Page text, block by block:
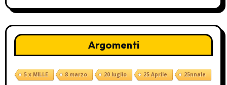
Argomenti
5 x MILLE 8 marzo 20 luglio 25 Aprile 25nnale